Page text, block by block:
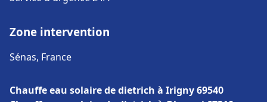
Zone intervention
Sénas, France
Chauffe eau solaire de dietrich à Irigny 69540